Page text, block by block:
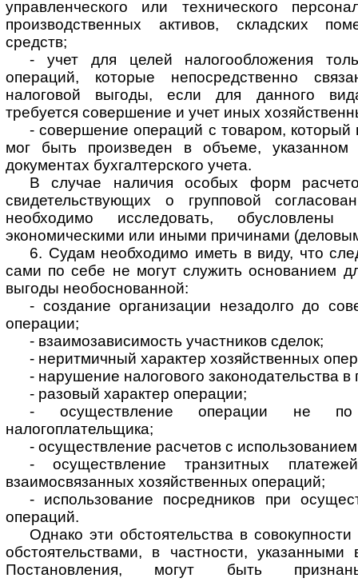
управленческого или технического
производственных активов, складских
средств;
- учет для целей налогообложения
операций, которые непосредственно
налоговой выгоды, если для данного
требуется совершение и учет иных
- совершение операций с товаром, который
мог быть произведен в объеме, указанном
документах бухгалтерского учета.
В случае наличия особых форм
свидетельствующих о групповой
необходимо исследовать,
экономическими или иными причинами
6. Судам необходимо иметь в виду, что
сами по себе не могут служить основанием
выгоды необоснованной:
- создание организации незадолго до
операции;
- взаимозависимость участников сделок;
- неритмичный характер хозяйственных
- нарушение налогового законодательства
- разовый характер операции;
- осуществление операции не по
налогоплательщика;
- осуществление расчетов с
- осуществление транзитных
взаимосвязанных хозяйственных операций;
- использование посредников при
операций.
Однако эти обстоятельства в
обстоятельствами, в частности,
Постановления, могут быть признаны